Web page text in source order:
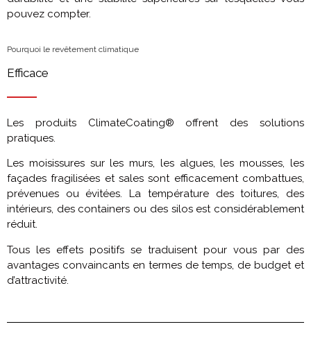
pouvez compter.
Pourquoi le revêtement climatique
Efficace
Les produits ClimateCoating® offrent des solutions
pratiques.
Les moisissures sur les murs, les algues, les mousses, les
façades fragilisées et sales sont efficacement combattues,
prévenues ou évitées. La température des toitures, des
intérieurs, des containers ou des silos est considérablement
réduit.
Tous les effets positifs se traduisent pour vous par des
avantages convaincants en termes de temps, de budget et
d’attractivité.